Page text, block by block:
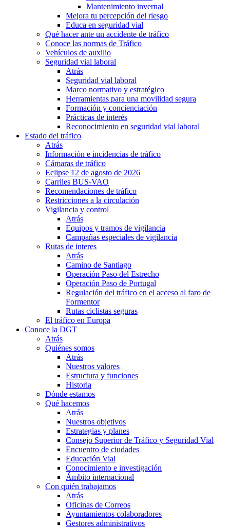
Mantenimiento invernal
Mejora tu percepción del riesgo
Educa en seguridad vial
Qué hacer ante un accidente de tráfico
Conoce las normas de Tráfico
Vehículos de auxilio
Seguridad vial laboral
Atrás
Seguridad vial laboral
Marco normativo y estratégico
Herramientas para una movilidad segura
Formación y concienciación
Prácticas de interés
Reconocimiento en seguridad vial laboral
Estado del tráfico
Atrás
Información e incidencias de tráfico
Cámaras de tráfico
Eclipse 12 de agosto de 2026
Carriles BUS-VAO
Recomendaciones de tráfico
Restricciones a la circulación
Vigilancia y control
Atrás
Equipos y tramos de vigilancia
Campañas especiales de vigilancia
Rutas de interes
Atrás
Camino de Santiago
Operación Paso del Estrecho
Operación Paso de Portugal
Regulación del tráfico en el acceso al faro de
Formentor
Rutas ciclistas seguras
El tráfico en Europa
Conoce la DGT
Atrás
Quiénes somos
Atrás
Nuestros valores
Estructura y funciones
Historia
Dónde estamos
Qué hacemos
Atrás
Nuestros objetivos
Estrategias y planes
Consejo Superior de Tráfico y Seguridad Vial
Encuentro de ciudades
Educación Vial
Conocimiento e investigación
Ámbito internacional
Con quién trabajamos
Atrás
Oficinas de Correos
Ayuntamientos colaboradores
Gestores administrativos